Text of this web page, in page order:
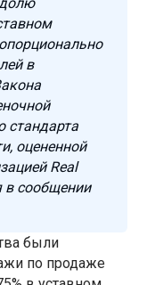
в
стандарта
оцененной
Real
в сообщении
были
по продаже